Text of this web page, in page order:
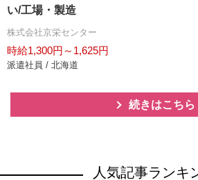
い/工場・製造
株式会社京栄センター
時給1,300円～1,625円
派遣社員 / 北海道
続きはこちら
人気記事ランキ